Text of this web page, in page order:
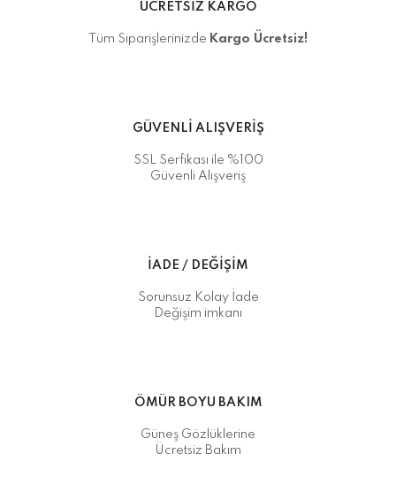
ÜCRETSİZ KARGO
Tüm Siparişlerinizde Kargo Ücretsiz!
GÜVENLİ ALIŞVERİŞ
SSL Serfikası ile %100
Güvenli Alışveriş
İADE / DEĞİŞİM
Sorunsuz Kolay İade
Değişim imkanı
ÖMÜR BOYU BAKIM
Güneş Gözlüklerine
Ücretsiz Bakım